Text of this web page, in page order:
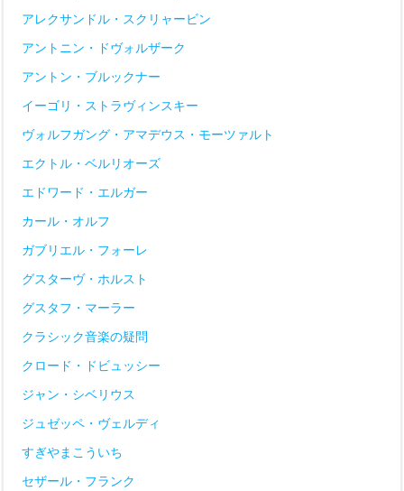
アレクサンドル・スクリャービン
アントニン・ドヴォルザーク
アントン・ブルックナー
イーゴリ・ストラヴィンスキー
ヴォルフガング・アマデウス・モーツァルト
エクトル・ベルリオーズ
エドワード・エルガー
カール・オルフ
ガブリエル・フォーレ
グスターヴ・ホルスト
グスタフ・マーラー
クラシック音楽の疑問
クロード・ドビュッシー
ジャン・シベリウス
ジュゼッペ・ヴェルディ
すぎやまこういち
セザール・フランク